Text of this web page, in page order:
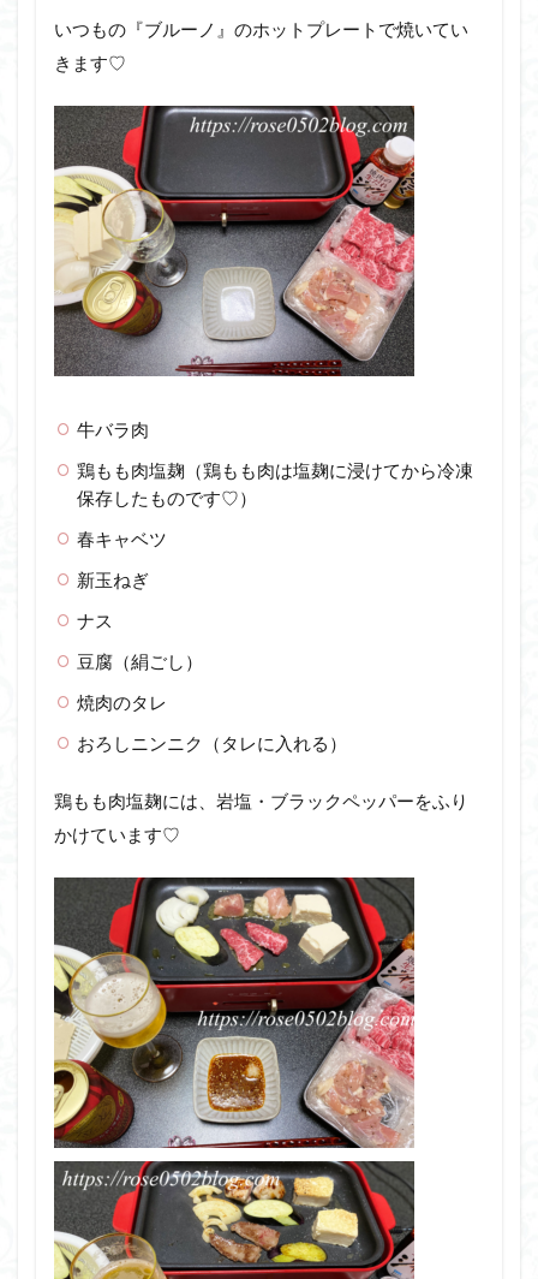
いつもの『ブルーノ』のホットプレートで焼いてい
きます♡
牛バラ肉
鶏もも肉塩麹（鶏もも肉は塩麹に浸けてから冷凍
保存したものです♡）
春キャベツ
新玉ねぎ
ナス
豆腐（絹ごし）
焼肉のタレ
おろしニンニク（タレに入れる）
鶏もも肉塩麹には、岩塩・ブラックペッパーをふり
かけています♡